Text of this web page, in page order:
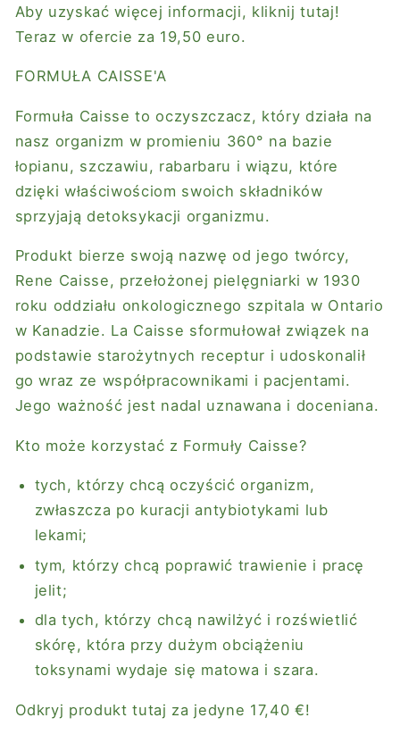
Aby uzyskać więcej informacji, kliknij tutaj!
Teraz w ofercie za 19,50 euro.
FORMUŁA CAISSE'A
Formuła Caisse to oczyszczacz, który działa na
nasz organizm w promieniu 360° na bazie
łopianu, szczawiu, rabarbaru i wiązu, które
dzięki właściwościom swoich składników
sprzyjają detoksykacji organizmu.
Produkt bierze swoją nazwę od jego twórcy,
Rene Caisse, przełożonej pielęgniarki w 1930
roku oddziału onkologicznego szpitala w Ontario
w Kanadzie. La Caisse sformułował związek na
podstawie starożytnych receptur i udoskonalił
go wraz ze współpracownikami i pacjentami.
Jego ważność jest nadal uznawana i doceniana.
Kto może korzystać z Formuły Caisse?
tych, którzy chcą oczyścić organizm,
zwłaszcza po kuracji antybiotykami lub
lekami;
tym, którzy chcą poprawić trawienie i pracę
jelit;
dla tych, którzy chcą nawilżyć i rozświetlić
skórę, która przy dużym obciążeniu
toksynami wydaje się matowa i szara.
Odkryj produkt tutaj za jedyne 17,40 €!